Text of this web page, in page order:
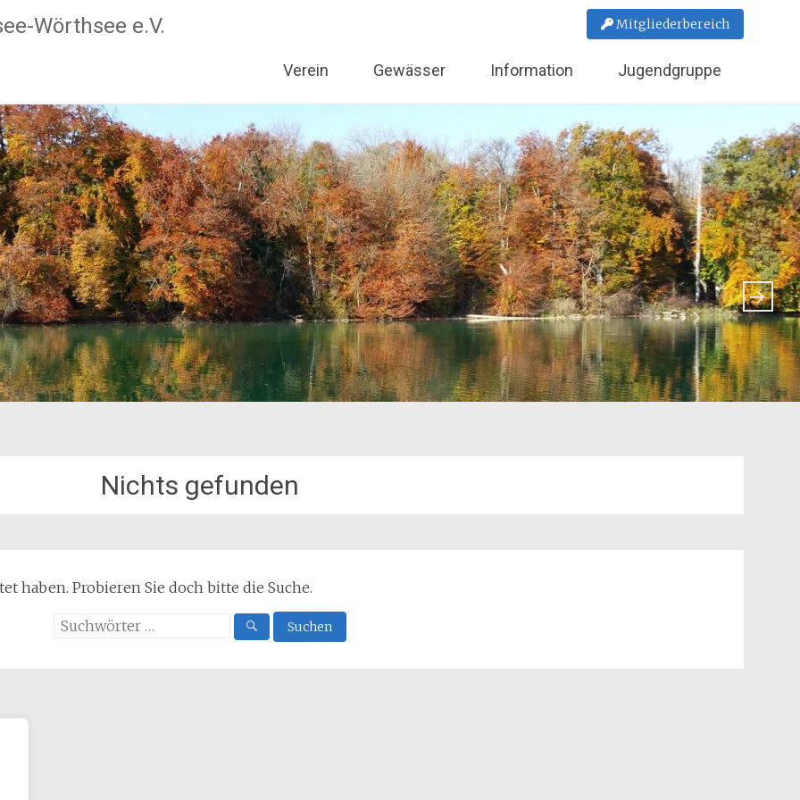
Wörthsee e.V. Mitgliederbereich
Verein Gewässer Information Jugendgruppe
Nichts gefunden
haben. Probieren Sie doch bitte die Suche.
Suchen